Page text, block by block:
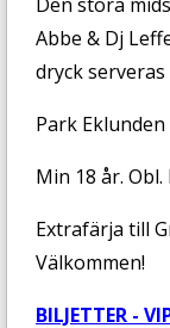
Abbe & Dj
dryck
Park
Min 18 år. Obl.
Extrafärja till
Välkommen!
BILJETTER -